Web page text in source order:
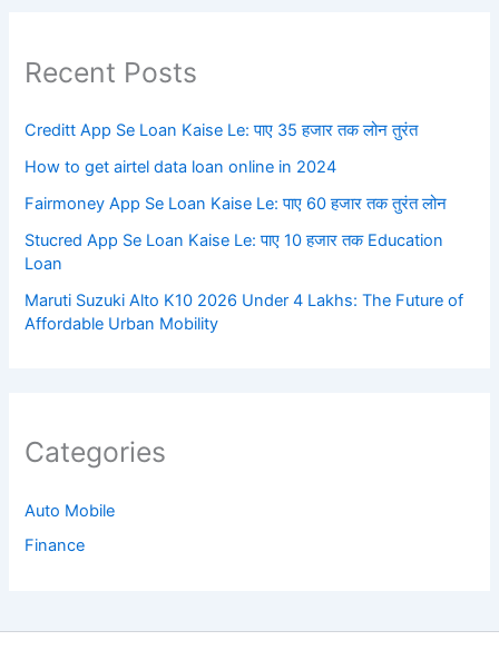
Recent Posts
Creditt App Se Loan Kaise Le: पाए 35 हजार तक लोन तुरंत
How to get airtel data loan online in 2024
Fairmoney App Se Loan Kaise Le: पाए 60 हजार तक तुरंत लोन
Stucred App Se Loan Kaise Le: पाए 10 हजार तक Education
Loan
Maruti Suzuki Alto K10 2026 Under 4 Lakhs: The Future of
Affordable Urban Mobility
Categories
Auto Mobile
Finance